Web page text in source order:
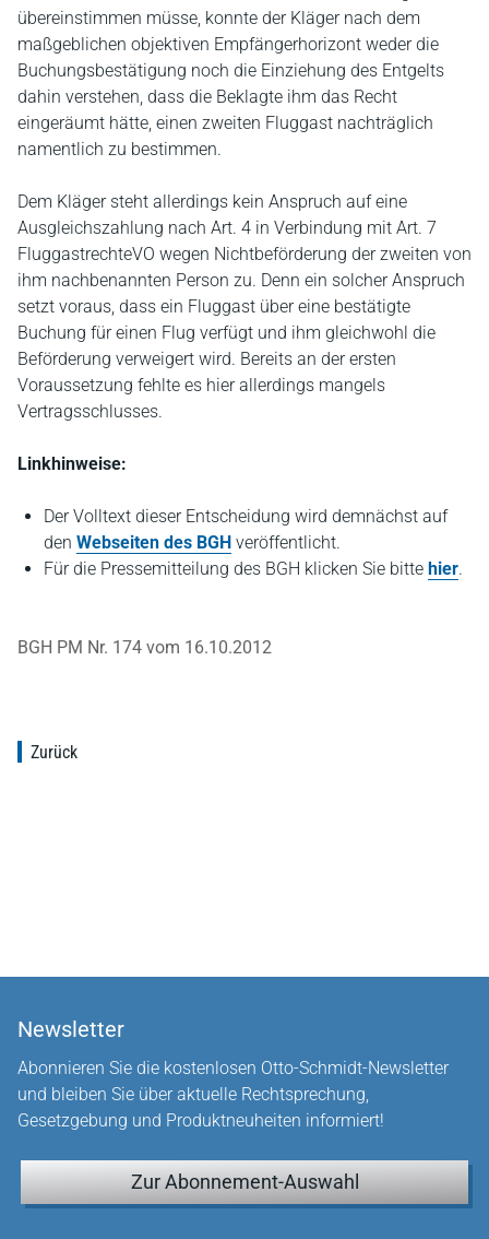
übereinstimmen müsse, konnte der Kläger nach dem
maßgeblichen objektiven Empfängerhorizont weder die
Buchungsbestätigung noch die Einziehung des Entgelts
dahin verstehen, dass die Beklagte ihm das Recht
eingeräumt hätte, einen zweiten Fluggast nachträglich
namentlich zu bestimmen.
Dem Kläger steht allerdings kein Anspruch auf eine
Ausgleichszahlung nach Art. 4 in Verbindung mit Art. 7
FluggastrechteVO wegen Nichtbeförderung der zweiten von
ihm nachbenannten Person zu. Denn ein solcher Anspruch
setzt voraus, dass ein Fluggast über eine bestätigte
Buchung für einen Flug verfügt und ihm gleichwohl die
Beförderung verweigert wird. Bereits an der ersten
Voraussetzung fehlte es hier allerdings mangels
Vertragsschlusses.
Linkhinweise:
Der Volltext dieser Entscheidung wird demnächst auf
den Webseiten des BGH veröffentlicht.
Für die Pressemitteilung des BGH klicken Sie bitte hier.
BGH PM Nr. 174 vom 16.10.2012
Zurück
Newsletter
Abonnieren Sie die kostenlosen Otto-Schmidt-Newsletter
und bleiben Sie über aktuelle Rechtsprechung,
Gesetzgebung und Produktneuheiten informiert!
Zur Abonnement-Auswahl